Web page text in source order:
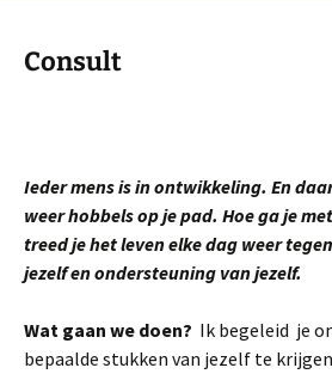
Consult
Ieder mens is in ontwikkeling. En
weer hobbels op je pad. Hoe ga je
treed je het leven elke dag weer
jezelf en ondersteuning van jezelf.
Wat gaan we doen? Ik begeleid je
bepaalde stukken van jezelf te